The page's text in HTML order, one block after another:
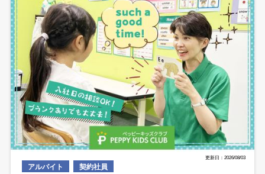
更新日：2026/08/03
アルバイト 契約社員